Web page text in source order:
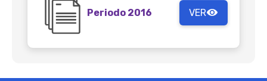
Periodo 2016 VER